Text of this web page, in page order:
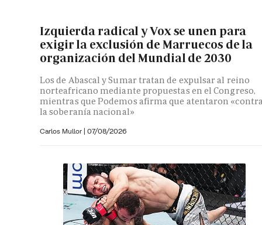
Izquierda radical y Vox se unen para
exigir la exclusión de Marruecos de la
organización del Mundial de 2030
Los de Abascal y Sumar tratan de expulsar al reino
norteafricano mediante propuestas en el Congreso,
mientras que Podemos afirma que atentaron
la soberanía nacional»
Carlos Mullor | 07/08/2026